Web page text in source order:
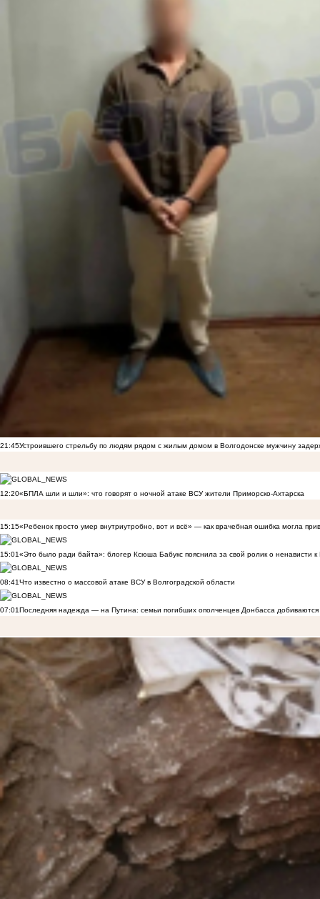
21:45Устроившего стрельбу по людям рядом с жилым домом в Волгодонске мужчину
12:20«БПЛА шли и шли»: что говорят о ночной атаке ВСУ жители Приморско-Ахтарска
15:15«Ребенок просто умер внутриутробно, вот и всё» — как врачебная ошибка могла
15:01«Это было ради байта»: блогер Ксюша Бабукс пояснила за свой ролик о ненависти
08:41Что известно о массовой атаке ВСУ в Волгоградской области
07:01Последняя надежда — на Путина: семьи погибших ополченцев Донбасса добиваются